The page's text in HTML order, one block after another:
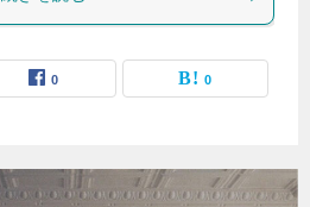
0 0